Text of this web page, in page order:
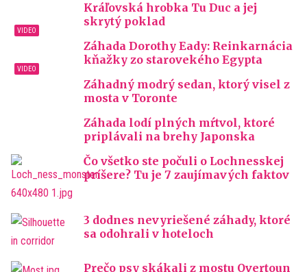
Kráľovská hrobka Tu Duc a jej
skrytý poklad
Záhada Dorothy Eady: Reinkarnácia
kňažky zo starovekého Egypta
Záhadný modrý sedan, ktorý visel z
mosta v Toronte
Záhada lodí plných mŕtvol, ktoré
priplávali na brehy Japonska
Čo všetko ste počuli o Lochnesskej
príšere? Tu je 7 zaujímavých faktov
3 dodnes nevyriešené záhady, ktoré
sa odohrali v hoteloch
Prečo psy skákali z mostu Overtoun